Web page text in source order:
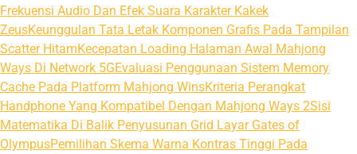
Frekuensi Audio Dan Efek Suara Karakter Kakek
ZeusKeunggulan Tata Letak Komponen Grafis Pada Tampilan
Scatter HitamKecepatan Loading Halaman Awal Mahjong
Ways Di Network 5GEvaluasi Penggunaan Sistem Memory
Cache Pada Platform Mahjong WinsKriteria Perangkat
Handphone Yang Kompatibel Dengan Mahjong Ways 2Sisi
Matematika Di Balik Penyusunan Grid Layar Gates of
OlympusPemilihan Skema Warna Kontras Tinggi Pada